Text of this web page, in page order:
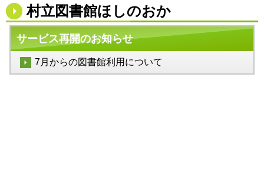
村立図書館ほしのおか
サービス再開のお知らせ
7月からの図書館利用について